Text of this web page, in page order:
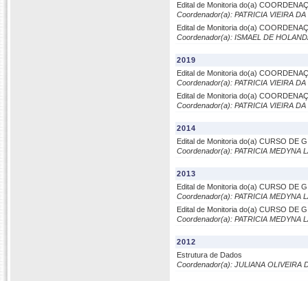
Edital de Monitoria do(a)
Coordenador(a): PATRICIA VIEIRA DA
Edital de Monitoria do(a)
Coordenador(a): ISMAEL DE
2019
Edital de Monitoria do(a)
Coordenador(a): PATRICIA VIEIRA DA
Edital de Monitoria do(a)
Coordenador(a): PATRICIA VIEIRA DA
2014
Edital de Monitoria do(a) CURSO DE
Coordenador(a): PATRICIA MEDYNA
2013
Edital de Monitoria do(a) CURSO DE
Coordenador(a): PATRICIA MEDYNA
Edital de Monitoria do(a) CURSO DE
Coordenador(a): PATRICIA MEDYNA
2012
Estrutura de Dados
Coordenador(a): JULIANA OLIVEIRA